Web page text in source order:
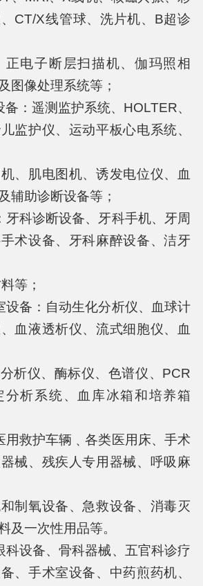
CT/X线管球、洗片机、B超诊
正电子断层扫描机、伽玛照相
图像处理系统等；
：遥测监护系统、HOLTER、
监护仪、运动平板心电系统、
、肌电图机、诱发电位仪、血
辅助诊断设备等；
牙科诊断设备、牙科手机、牙周
术设备、牙科麻醉设备、洁牙
等；
设备：自动生化分析仪、血球计
血液透析仪、流式细胞仪、血
析仪、酶标仪、色谱仪、PCR
分析系统、血库冰箱和培养箱
用救护车辆﹑各类医用床、手术
械、残疾人专用器械、呼吸麻
制氧设备、急救设备、消毒灭
及一次性用品等。
科设备、骨科器械、五官科诊疗
、手术室设备、中药煎药机、